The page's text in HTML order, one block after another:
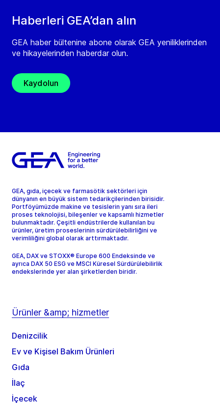
Haberleri GEA’dan alın
GEA haber bültenine abone olarak GEA yeniliklerinden
ve hikayelerinden haberdar olun.
Kaydolun
GEA, gıda, içecek ve farmasötik sektörleri için
dünyanın en büyük sistem tedarikçilerinden birisidir.
Portföyümüzde makine ve tesislerin yanı sıra ileri
proses teknolojisi, bileşenler ve kapsamlı hizmetler
bulunmaktadır. Çeşitli endüstrilerde kullanılan bu
ürünler, üretim proseslerinin sürdürülebilirliğini ve
verimliliğini global olarak arttırmaktadır.
GEA, DAX ve STOXX® Europe 600 Endeksinde ve
ayrıca DAX 50 ESG ve MSCI Küresel Sürdürülebilirlik
endekslerinde yer alan şirketlerden biridir.
Ürünler &amp; hizmetler
Denizcilik
Ev ve Kişisel Bakım Ürünleri
Gıda
İlaç
İçecek